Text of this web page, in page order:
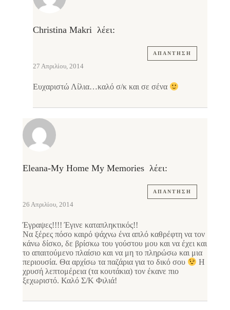
Christina Makri λέει:
ΑΠΆΝΤΗΣΗ
27 Απριλίου, 2014
Ευχαριστώ Λίλια…καλό σ/κ και σε σένα
Eleana-My Home My Memories λέει:
ΑΠΆΝΤΗΣΗ
26 Απριλίου, 2014
Έγραψες!!!! Έγινε καταπληκτικός!!
Να ξέρες πόσο καιρό ψάχνω ένα απλό καθρέφτη να τον
κάνω δίσκο, δε βρίσκω του γούστου μου και να έχει και
το απαιτούμενο πλαίσιο και να μη το πληρώσω και μια
περιουσία. Θα αρχίσω τα παζάρια για το δικό σου
Η
χρυσή λεπτομέρεια (τα κουτάκια) τον έκανε πιο
ξεχωριστό. Καλό Σ/Κ Φιλιά!